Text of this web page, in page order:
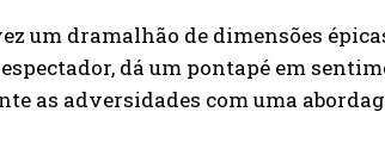
um dramalhão de dimensões
dá um pontapé em
as adversidades com uma